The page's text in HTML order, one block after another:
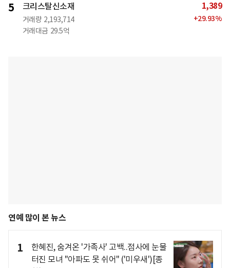
5 크리스탈신소재
거래량 2,193,714
거래대금 29.5억
1,389
+29.93%
연예 많이 본 뉴스
1
한혜진, 숨겨온 '가족사' 고백..점사에 눈물
터진 모녀 "아파도 못 쉬어" ('미우새')[종